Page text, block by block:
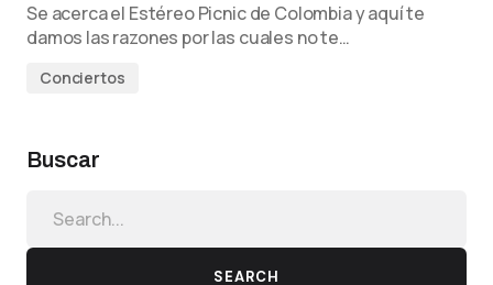
Se acerca el Estéreo Picnic de Colombia y aquí te
damos las razones por las cuales no te…
Conciertos
Buscar
SEARCH